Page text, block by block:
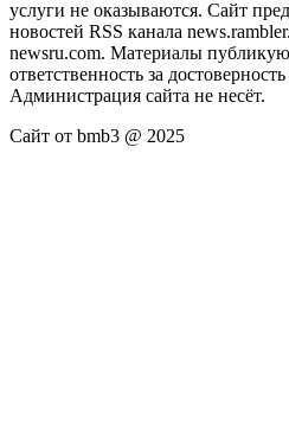
услуги не оказываются. Сайт
новостей RSS канала
newsru.com. Материалы
ответственность за
Администрация сайта не несёт.
Сайт от bmb3 @ 2025